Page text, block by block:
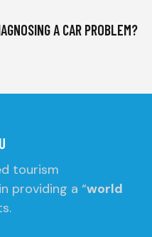
A CAR PROBLEM?
tourism
providing a “world